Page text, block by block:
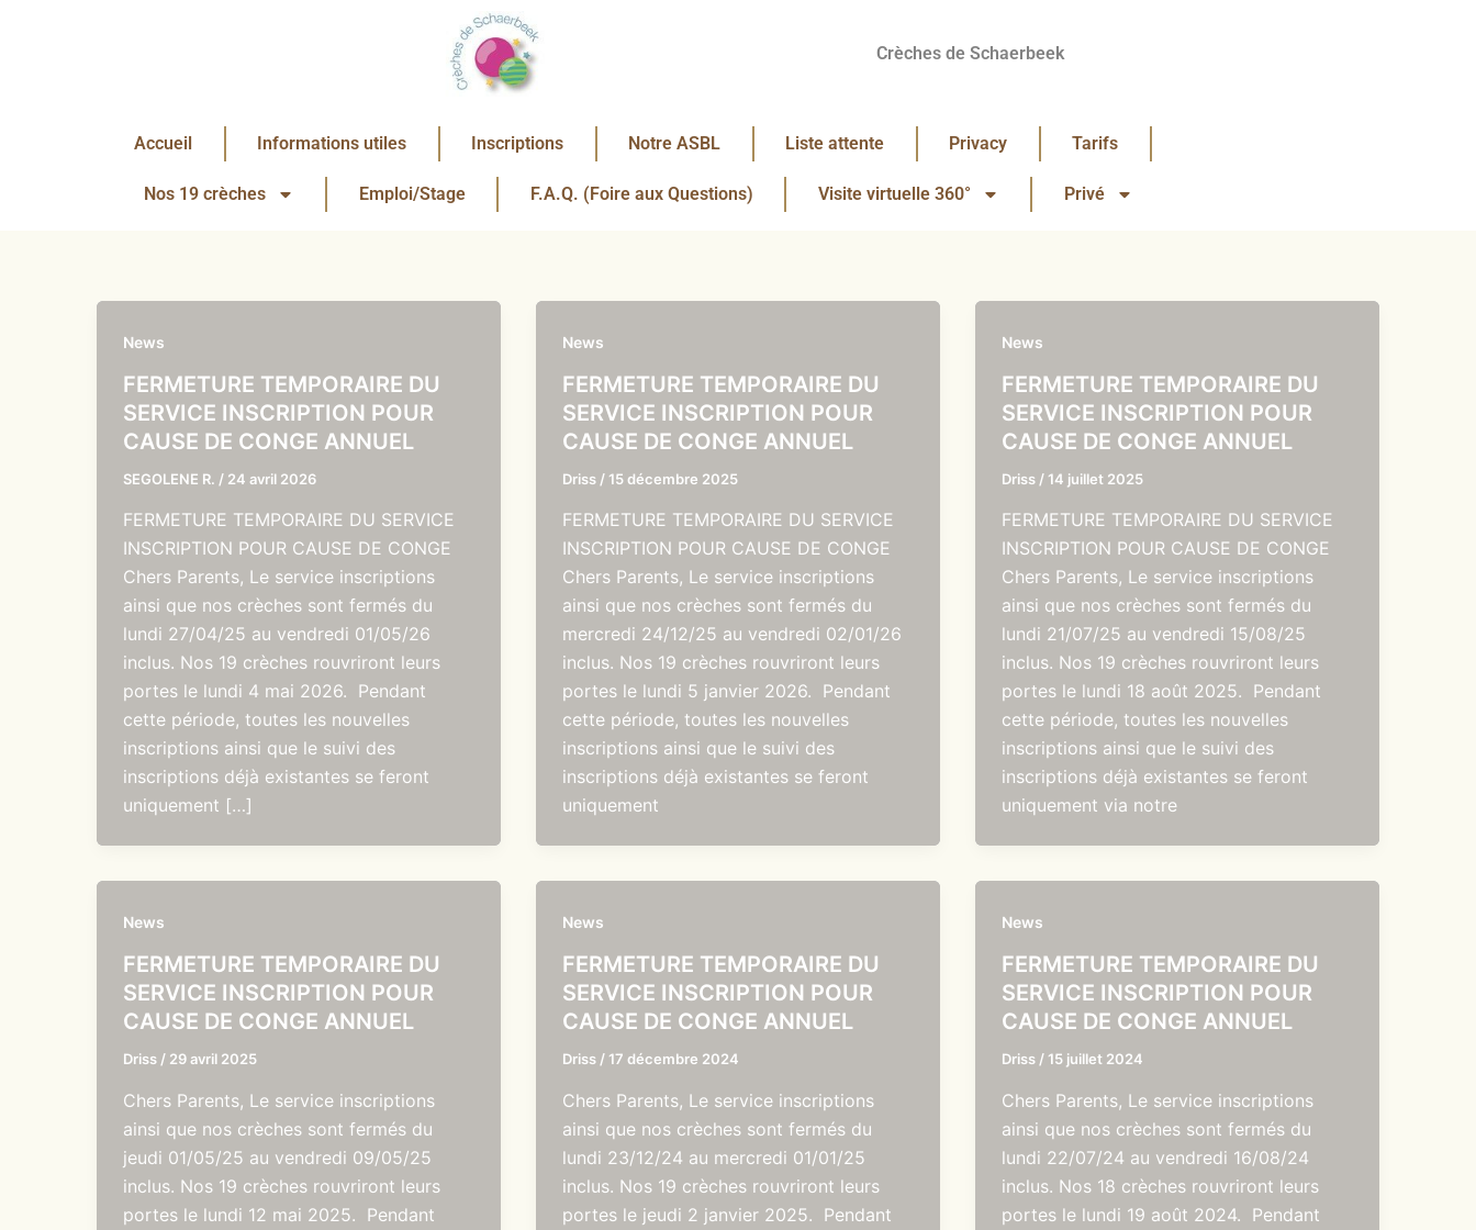
Crèches de Schaerbeek
Accueil Informations utiles Inscriptions Notre ASBL Liste attente Privacy Tarifs
Nos 19 crèches Emploi/Stage F.A.Q. (Foire aux Questions) Visite virtuelle 360° Privé
News
FERMETURE TEMPORAIRE DU
SERVICE INSCRIPTION POUR
CAUSE DE CONGE ANNUEL
SEGOLENE R. / 24 avril 2026
FERMETURE TEMPORAIRE DU SERVICE
INSCRIPTION POUR CAUSE DE CONGE
Chers Parents, Le service inscriptions
ainsi que nos crèches sont fermés du
lundi 27/04/25 au vendredi 01/05/26
inclus. Nos 19 crèches rouvriront leurs
portes le lundi 4 mai 2026. Pendant
cette période, toutes les nouvelles
inscriptions ainsi que le suivi des
inscriptions déjà existantes se feront
uniquement […]
News
FERMETURE TEMPORAIRE DU
SERVICE INSCRIPTION POUR
CAUSE DE CONGE ANNUEL
Driss / 15 décembre 2025
FERMETURE TEMPORAIRE DU SERVICE
INSCRIPTION POUR CAUSE DE CONGE
Chers Parents, Le service inscriptions
ainsi que nos crèches sont fermés du
mercredi 24/12/25 au vendredi 02/01/26
inclus. Nos 19 crèches rouvriront leurs
portes le lundi 5 janvier 2026. Pendant
cette période, toutes les nouvelles
inscriptions ainsi que le suivi des
inscriptions déjà existantes se feront
uniquement
News
FERMETURE TEMPORAIRE DU
SERVICE INSCRIPTION POUR
CAUSE DE CONGE ANNUEL
Driss / 14 juillet 2025
FERMETURE TEMPORAIRE DU SERVICE
INSCRIPTION POUR CAUSE DE CONGE
Chers Parents, Le service inscriptions
ainsi que nos crèches sont fermés du
lundi 21/07/25 au vendredi 15/08/25
inclus. Nos 19 crèches rouvriront leurs
portes le lundi 18 août 2025. Pendant
cette période, toutes les nouvelles
inscriptions ainsi que le suivi des
inscriptions déjà existantes se feront
uniquement via notre
News
FERMETURE TEMPORAIRE DU
SERVICE INSCRIPTION POUR
CAUSE DE CONGE ANNUEL
Driss / 29 avril 2025
Chers Parents, Le service inscriptions
ainsi que nos crèches sont fermés du
jeudi 01/05/25 au vendredi 09/05/25
inclus. Nos 19 crèches rouvriront leurs
portes le lundi 12 mai 2025. Pendant
News
FERMETURE TEMPORAIRE DU
SERVICE INSCRIPTION POUR
CAUSE DE CONGE ANNUEL
Driss / 17 décembre 2024
Chers Parents, Le service inscriptions
ainsi que nos crèches sont fermés du
lundi 23/12/24 au mercredi 01/01/25
inclus. Nos 19 crèches rouvriront leurs
portes le jeudi 2 janvier 2025. Pendant
News
FERMETURE TEMPORAIRE DU
SERVICE INSCRIPTION POUR
CAUSE DE CONGE ANNUEL
Driss / 15 juillet 2024
Chers Parents, Le service inscriptions
ainsi que nos crèches sont fermés du
lundi 22/07/24 au vendredi 16/08/24
inclus. Nos 18 crèches rouvriront leurs
portes le lundi 19 août 2024. Pendant